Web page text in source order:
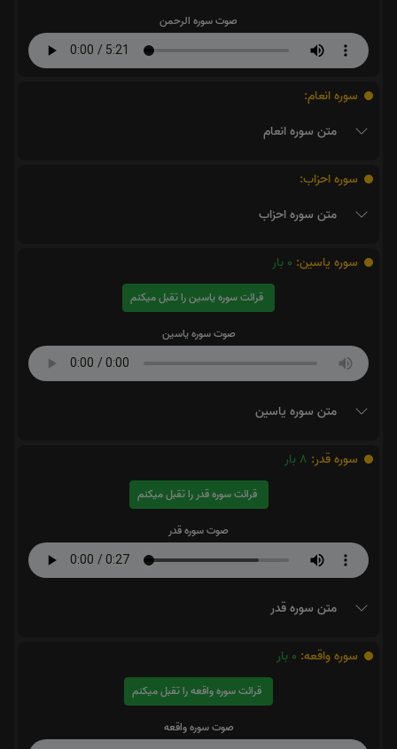
صوت سوره الرحمن
سوره انعام:
متن سوره انعام
سوره احزاب:
متن سوره احزاب
سوره یاسین: 0 بار
قرائت سوره یاسین را تقبل میکنم
صوت سوره یاسین
متن سوره یاسین
سوره قدر: 8 بار
قرائت سوره قدر را تقبل میکنم
صوت سوره قدر
متن سوره قدر
سوره واقعه: 0 بار
قرائت سوره واقعه را تقبل میکنم
صوت سوره واقعه